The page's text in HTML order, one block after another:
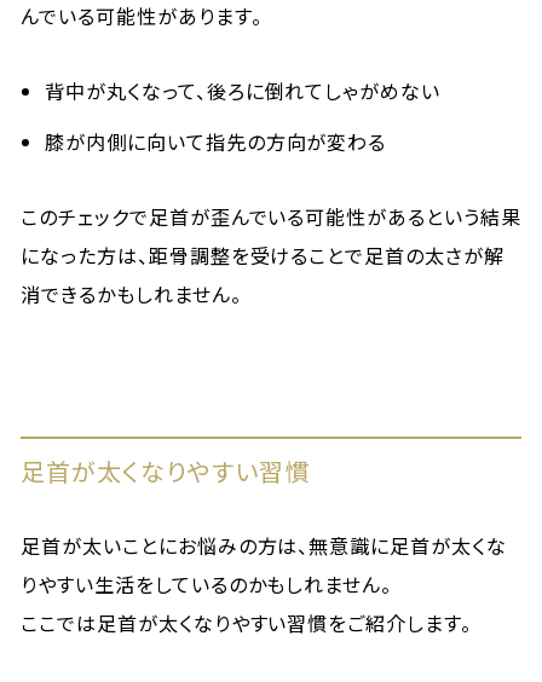
んでいる可能性があります。
背中が丸くなって、後ろに倒れてしゃがめない
膝が内側に向いて指先の方向が変わる
このチェックで足首が歪んでいる可能性があるという結果
になった方は、距骨調整を受けることで足首の太さが解
消できるかもしれません。
足首が太くなりやすい習慣
足首が太いことにお悩みの方は、無意識に足首が太くな
りやすい生活をしているのかもしれません。
ここでは足首が太くなりやすい習慣をご紹介します。